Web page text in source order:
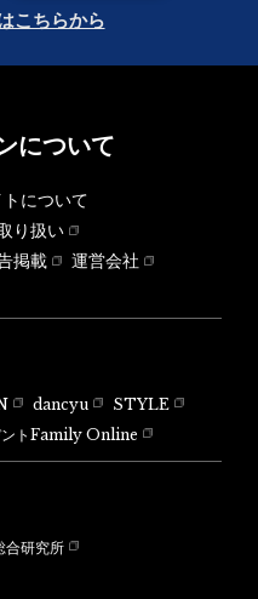
こちらから
について
トについて
り扱い
掲載
運営会社
dancyu
STYLE
ントFamily Online
研究所